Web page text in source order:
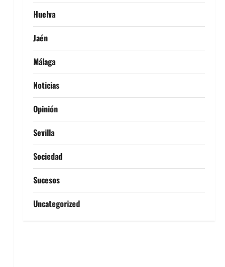
Huelva
Jaén
Málaga
Noticias
Opinión
Sevilla
Sociedad
Sucesos
Uncategorized